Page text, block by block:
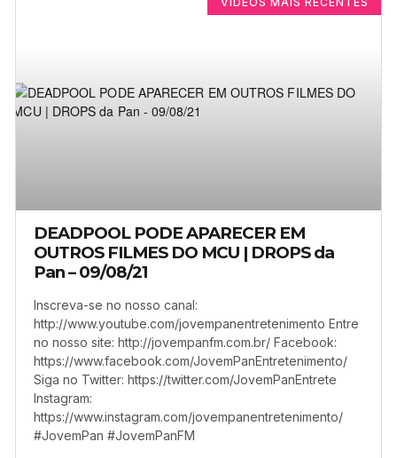
DEADPOOL PODE APARECER EM
OUTROS FILMES DO MCU | DROPS da
Pan – 09/08/21
Inscreva-se no nosso canal:
http://www.youtube.com/jovempanentretenimento Entre
no nosso site: http://jovempanfm.com.br/ Facebook:
https://www.facebook.com/JovemPanEntretenimento/
Siga no Twitter: https://twitter.com/JovemPanEntrete
Instagram:
https://www.instagram.com/jovempanentretenimento/
#JovemPan #JovemPanFM